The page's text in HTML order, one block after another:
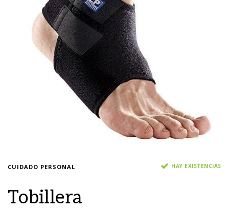
CUIDADO PERSONAL HAY EXISTENCIAS
Tobillera